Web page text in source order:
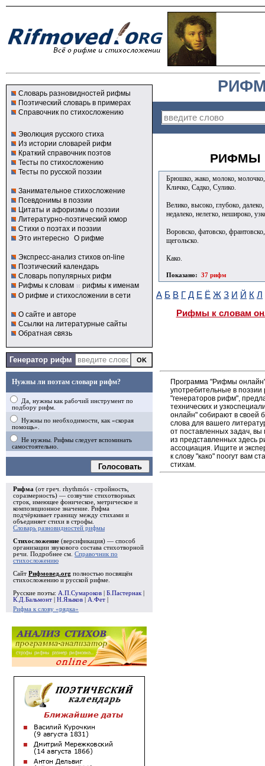
Словарь разновидностей рифмы
Поэтический словарь в примерах
Справочник по стихосложению
Эволюция русского стиха
Из истории словарей рифм
Краткий справочник поэтов
Тесты по стихосложению
Тесты по русской поэзии
Занимательное стихосложение
Псевдонимы в поэзии
Цитаты и афоризмы о поэзии
Литературно-поэтический юмор
Стихи о поэтах и поэзии
Это интересно О рифме
Экспресс-анализ стихов on-line
Поэтический календарь
Словарь популярных рифм
Рифмы к словам и рифмы к именам
О рифме и стихосложении в сети
О сайте и авторе
Ссылки на литературные сайты
Обратная связь
Генератор рифм
Нужны ли поэтам словари рифм?
Да, нужны как рабочий инструмент по
подбору рифм.
Нужны по необходимости, как «скорая
помощь».
Не нужны. Рифмы следует вспоминать
самостоятельно.
Голосовать
Рифма (от греч. rhythmós - стройность,
соразмерность) — созвучие стихотворных
строк, имеющее фоническое, метрическое и
композиционное значение. Рифма
подчёркивает границу между стихами и
объединяет стихи в строфы
Словарь разновидностей рифмы
Стихосложение (версификация) — способ
организации звукового состава стихотворной
речи. Подробнее см. Справочник по
стихосложению
Сайт Рифмовед.org полностью посвящён
стихосложению и русской рифме.
Русские поэты: А.П.Сумароков Б.Пастернак
К.Д.Бальмонт
Н.Языков А.Фет
Рифма к слову «рядка»
РИФМЫ
Брюшко, жако, молоко, молочко,
Кличко, Садко, Сулико.
Велико, высоко, глубоко,
недалеко, нелегко, нешироко,
Воровско, фатовско,
щегольско.
Како.
Показано: 37 рифм
А Б В Г Д Е Ё Ж З И Й К Л
Рифмы к словам
Программа "Рифмы
употребительные в поэзии
"генераторов рифм",
технических и
онлайн" собирают в своей
слова для вашего
от поставленных задач,
из представленных здесь
ассоциация. Ищите и
к слову "како" поогут вам
стихам.